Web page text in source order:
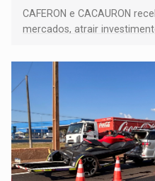
CAFERON e CACAURON
mercados, atrair